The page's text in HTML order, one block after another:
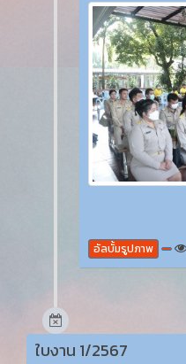
อัลบั้มรูปภาพ
ใบงาน 1/2567